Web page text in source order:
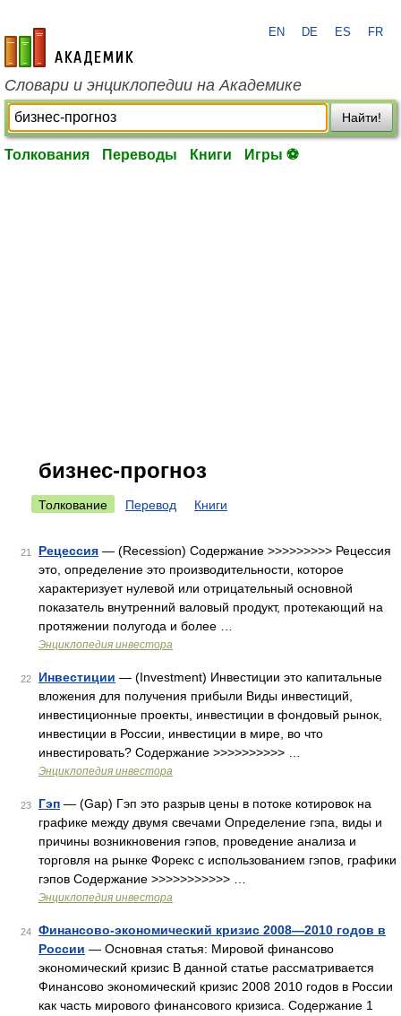
academic.ru
EN DE ES FR
Словари и энциклопедии на Академике
Найти!
Толкования Переводы Книги Игры ⚽
бизнес-прогноз
Толкование Перевод Книги
21 Рецессия — (Recession) Содержание >>>>>>>>> Рецессия
это, определение это производительности, которое
характеризует нулевой или отрицательный основной
показатель внутренний валовый продукт, протекающий на
протяжении полугода и более …
Энциклопедия инвестора
22 Инвестиции — (Investment) Инвестиции это капитальные
вложения для получения прибыли Виды инвестиций,
инвестиционные проекты, инвестиции в фондовый рынок,
инвестиции в России, инвестиции в мире, во что
инвестировать? Содержание >>>>>>>>>> …
Энциклопедия инвестора
23 Гэп — (Gap) Гэп это разрыв цены в потоке котировок на
графике между двумя свечами Определение гэпа, виды и
причины возникновения гэпов, проведение анализа и
торговля на рынке Форекс с использованием гэпов, графики
гэпов Содержание >>>>>>>>>>> …
Энциклопедия инвестора
24
Финансово-экономический кризис 2008—2010 годов в
России — Основная статья: Мировой финансово
экономический кризис В данной статье рассматривается
Финансово экономический кризис 2008 2010 годов в России
как часть мирового финансового кризиса. Содержание 1